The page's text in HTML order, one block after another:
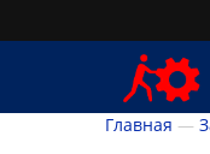
Главная